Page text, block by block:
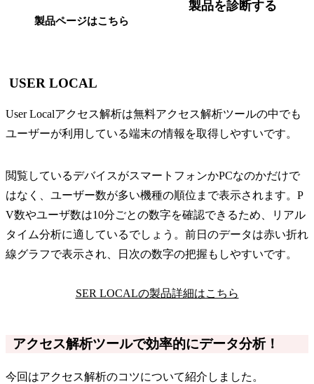
製品ページはこちら
製品を診断する
USER LOCAL
User Localアクセス解析は無料アクセス解析ツールの中でも
ユーザーが利用している端末の情報を取得しやすいです。
閲覧しているデバイスがスマートフォンかPCなのかだけで
はなく、ユーザー数が多い機種の順位まで表示されます。P
V数やユーザ数は10分ごとの数字を確認できるため、リアル
タイム分析に適しているでしょう。前日のデータは赤い折れ
線グラフで表示され、日次の数字の把握もしやすいです。
SER LOCALの製品詳細はこちら
アクセス解析ツールで効率的にデータ分析！
今回はアクセス解析のコツについて紹介しました。